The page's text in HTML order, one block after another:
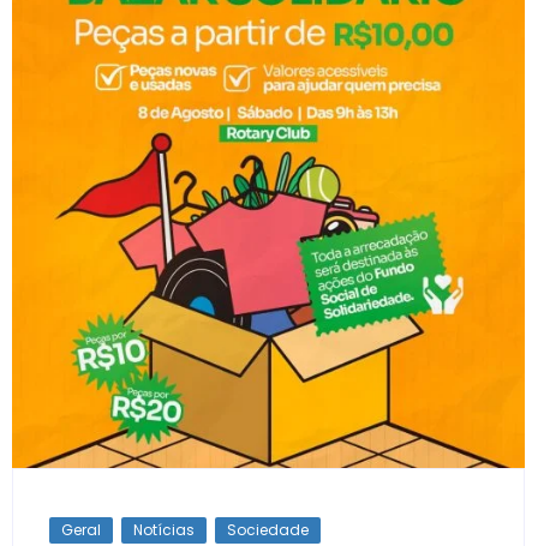
Geral Notícias Sociedade